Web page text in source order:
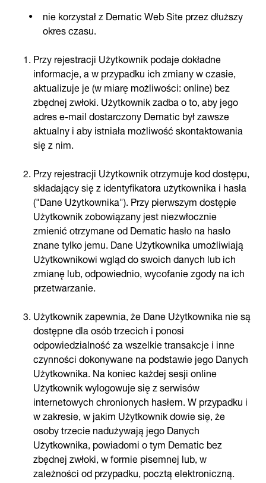
nie korzystał z Dematic Web Site przez dłuższy
okres czasu.
Przy rejestracji Użytkownik podaje dokładne
informacje, a w przypadku ich zmiany w czasie,
aktualizuje je (w miarę możliwości: online) bez
zbędnej zwłoki. Użytkownik zadba o to, aby jego
adres e-mail dostarczony Dematic był zawsze
aktualny i aby istniała możliwość skontaktowania
się z nim.
Przy rejestracji Użytkownik otrzymuje kod dostępu,
składający się z identyfikatora użytkownika i hasła
("Dane Użytkownika"). Przy pierwszym dostępie
Użytkownik zobowiązany jest niezwłocznie
zmienić otrzymane od Dematic hasło na hasło
znane tylko jemu. Dane Użytkownika umożliwiają
Użytkownikowi wgląd do swoich danych lub ich
zmianę lub, odpowiednio, wycofanie zgody na ich
przetwarzanie.
Użytkownik zapewnia, że Dane Użytkownika nie są
dostępne dla osób trzecich i ponosi
odpowiedzialność za wszelkie transakcje i inne
czynności dokonywane na podstawie jego Danych
Użytkownika. Na koniec każdej sesji online
Użytkownik wylogowuje się z serwisów
internetowych chronionych hasłem. W przypadku i
w zakresie, w jakim Użytkownik dowie się, że
osoby trzecie nadużywają jego Danych
Użytkownika, powiadomi o tym Dematic bez
zbędnej zwłoki, w formie pisemnej lub, w
zależności od przypadku, pocztą elektroniczną.